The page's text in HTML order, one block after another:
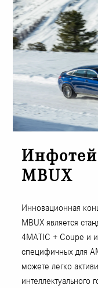
MBUX
Инновационная
MBUX является
4MATIC + Coupe и
специфичных для
можете легко
интеллектуального